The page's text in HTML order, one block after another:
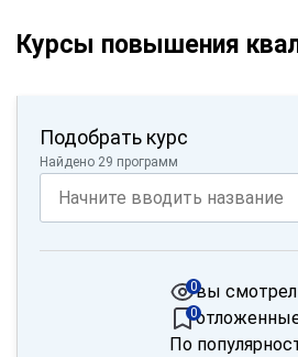
Курсы повышения
Подобрать курс
Найдено 29 программ
вы
0
0
По